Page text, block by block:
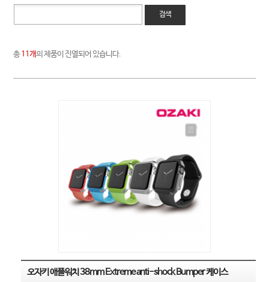
검색
총11개의 제품이 진열되어 있습니다.
오자키 애플워치 38mm Extreme anti-shock Bumper 케이스